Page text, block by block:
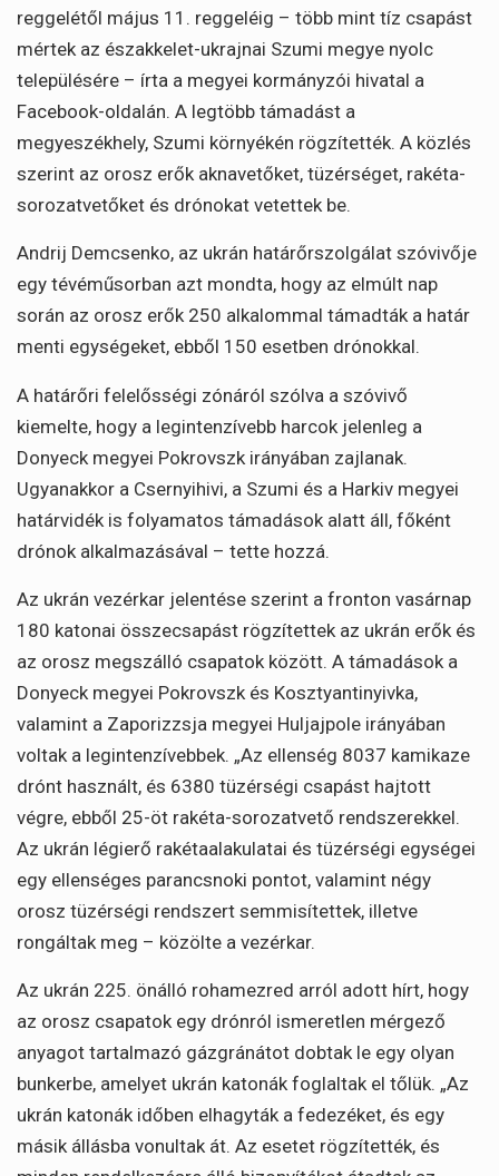
reggelétől május 11. reggeléig – több mint tíz csapást
mértek az északkelet-ukrajnai Szumi megye nyolc
településére – írta a megyei kormányzói hivatal a
Facebook-oldalán. A legtöbb támadást a
megyeszékhely, Szumi környékén rögzítették. A közlés
szerint az orosz erők aknavetőket, tüzérséget, rakéta-
sorozatvetőket és drónokat vetettek be.
Andrij Demcsenko, az ukrán határőrszolgálat szóvivője
egy tévéműsorban azt mondta, hogy az elmúlt nap
során az orosz erők 250 alkalommal támadták a határ
menti egységeket, ebből 150 esetben drónokkal.
A határőri felelősségi zónáról szólva a szóvivő
kiemelte, hogy a legintenzívebb harcok jelenleg a
Donyeck megyei Pokrovszk irányában zajlanak.
Ugyanakkor a Csernyihivi, a Szumi és a Harkiv megyei
határvidék is folyamatos támadások alatt áll, főként
drónok alkalmazásával – tette hozzá.
Az ukrán vezérkar jelentése szerint a fronton vasárnap
180 katonai összecsapást rögzítettek az ukrán erők és
az orosz megszálló csapatok között. A támadások a
Donyeck megyei Pokrovszk és Kosztyantinyivka,
valamint a Zaporizzsja megyei Huljajpole irányában
voltak a legintenzívebbek. „Az ellenség 8037 kamikaze
drónt használt, és 6380 tüzérségi csapást hajtott
végre, ebből 25-öt rakéta-sorozatvető rendszerekkel.
Az ukrán légierő rakétaalakulatai és tüzérségi egységei
egy ellenséges parancsnoki pontot, valamint négy
orosz tüzérségi rendszert semmisítettek, illetve
rongáltak meg – közölte a vezérkar.
Az ukrán 225. önálló rohamezred arról adott hírt, hogy
az orosz csapatok egy drónról ismeretlen mérgező
anyagot tartalmazó gázgránátot dobtak le egy olyan
bunkerbe, amelyet ukrán katonák foglaltak el tőlük. „Az
ukrán katonák időben elhagyták a fedezéket, és egy
másik állásba vonultak át. Az esetet rögzítették, és